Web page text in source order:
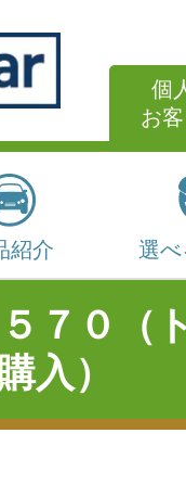
個
お
紹介 選
７０（
入）